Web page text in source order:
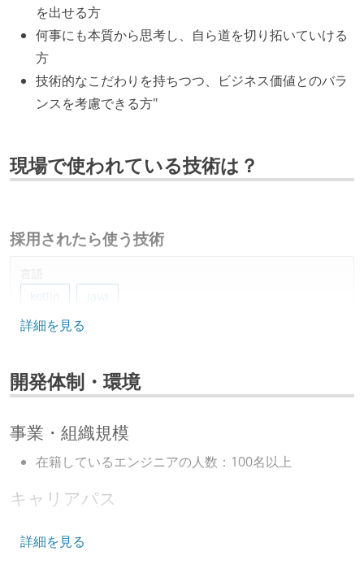
を出せる方
何事にも本質から思考し、自ら道を切り拓いていける
方
技術的なこだわりを持ちつつ、ビジネス価値とのバラ
ンスを考慮できる方"
現場で使われている技術は？
採用されたら使う技術
言語
kotlin
java
データベース
amazon-aurora
プロジェクト管理
slack
AIツール
詳細を見る
開発体制・環境
事業・組織規模
在籍しているエンジニアの人数：100名以上
キャリアパス
いる
詳細を見る